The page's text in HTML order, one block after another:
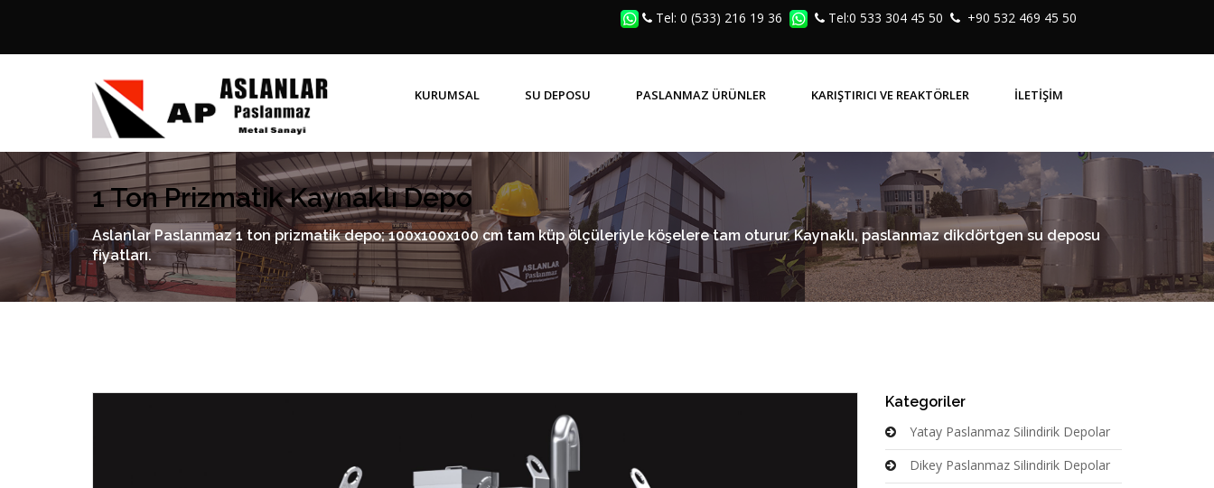
Tel: 0 (533) 216 19 36 Tel:0 533 304 45 50 +90 532 469 45 50
KURUMSAL SU DEPOSU PASLANMAZ ÜRÜNLER KARIŞTIRICI VE REAKTÖRLER İLETİŞİM
1 Ton Prizmatik Kaynaklı Depo
Aslanlar Paslanmaz 1 ton prizmatik depo; 100x100x100 cm tam küp ölçüleriyle köşelere tam oturur. Kaynaklı, paslanmaz dikdörtgen su deposu
fiyatları.
Kategoriler
Yatay Paslanmaz Silindirik Depolar
Dikey Paslanmaz Silindirik Depolar